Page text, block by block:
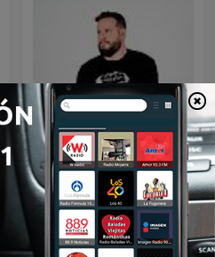
Diego Ruzzarin